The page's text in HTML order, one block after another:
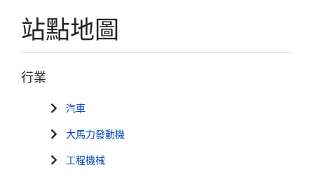
站點地圖
行業
汽車
大馬力發動機
工程機械